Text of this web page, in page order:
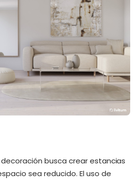
decoración busca crear estancias
sea reducido. El uso de